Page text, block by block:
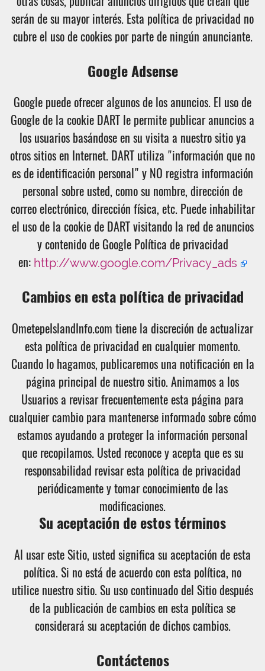
serán de su mayor interés. Esta política de privacidad no
cubre el uso de cookies por parte de ningún anunciante.
Google Adsense
Google puede ofrecer algunos de los anuncios. El uso de
Google de la cookie DART le permite publicar anuncios a
los usuarios basándose en su visita a nuestro sitio ya
otros sitios en Internet. DART utiliza "información que no
es de identificación personal" y NO registra información
personal sobre usted, como su nombre, dirección de
correo electrónico, dirección física, etc. Puede inhabilitar
el uso de la cookie de DART visitando la red de anuncios
y contenido de Google Política de privacidad
en: http://www.google.com/Privacy_ads
Cambios en esta política de privacidad
OmetepeIslandInfo.com tiene la discreción de actualizar
esta política de privacidad en cualquier momento.
Cuando lo hagamos, publicaremos una notificación en la
página principal de nuestro sitio. Animamos a los
Usuarios a revisar frecuentemente esta página para
cualquier cambio para mantenerse informado sobre cómo
estamos ayudando a proteger la información personal
que recopilamos. Usted reconoce y acepta que es su
responsabilidad revisar esta política de privacidad
periódicamente y tomar conocimiento de las
modificaciones.
Su aceptación de estos términos
Al usar este Sitio, usted significa su aceptación de esta
política. Si no está de acuerdo con esta política, no
utilice nuestro sitio. Su uso continuado del Sitio después
de la publicación de cambios en esta política se
considerará su aceptación de dichos cambios.
Contáctenos